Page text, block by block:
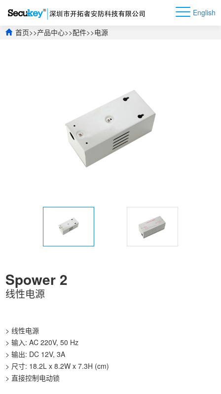
English
首页>>产品中心>>配件>>电源
Spower 2
线性电源
> 线性电源
> 输入: AC 220V, 50 Hz
> 输出: DC 12V, 3A
> 尺寸: 18.2L x 8.2W x 7.3H (cm)
> 直接控制电动锁